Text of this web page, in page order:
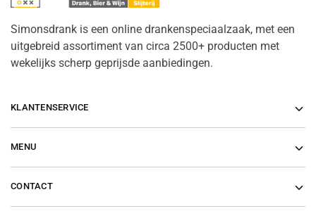
Simonsdrank is een online drankenspeciaalzaak, met een
uitgebreid assortiment van circa 2500+ producten met
wekelijks scherp geprijsde aanbiedingen.
KLANTENSERVICE
MENU
CONTACT